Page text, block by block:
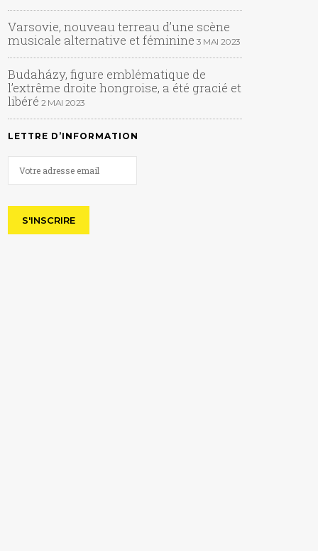
Varsovie, nouveau terreau d’une scène
musicale alternative et féminine 3 MAI 2023
Budaházy, figure emblématique de
l’extrême droite hongroise, a été gracié et
libéré 2 MAI 2023
LETTRE D’INFORMATION